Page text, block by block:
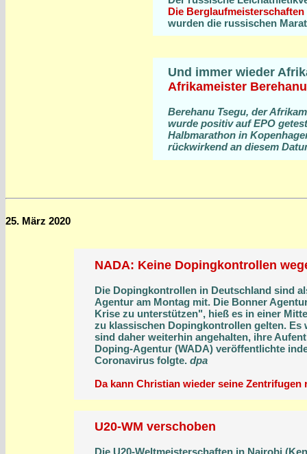
Die Berglaufmeisterschaften
wurden die russischen
Und immer wieder
Afrikameister
Berehanu Tsegu, der
wurde positiv auf EPO
Halbmarathon in
rückwirkend an diesem
25. März 2020
NADA: Keine Dopingkontrollen
Die Dopingkontrollen in Deutschland sind
Agentur am Montag mit. Die Bonner
Krise zu unterstützen", hieß es in einer
zu klassischen Dopingkontrollen gelten. Es
sind daher weiterhin angehalten, ihre
Doping-Agentur (WADA) veröffentlichte
Coronavirus folgte. dpa
Da kann Christian wieder seine Zentrifugen
U20-WM verschoben
Die U20-Weltmeisterschaften in Nairobi